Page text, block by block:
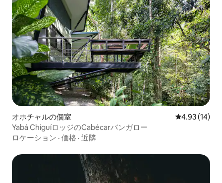
オホチャルの個室 レビュー14
4.93 (14)
Yabá ChiguíロッジのCabécarバンガロー
ロケーション · 価格 · 近隣